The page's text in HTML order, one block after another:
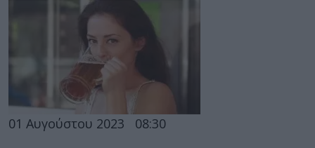
01 Αυγούστου 2023 08:30